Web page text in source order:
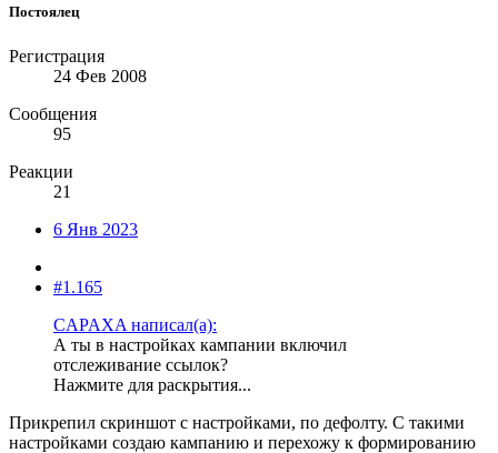
Постоялец
Регистрация
24 Фев 2008
Сообщения
95
Реакции
21
6 Янв 2023
#1.165
CAPAXA написал(а):
А ты в настройках кампании включил
отслеживание ссылок?
Нажмите для раскрытия...
Прикрепил скриншот с настройками, по дефолту. С такими
настройками создаю кампанию и перехожу к формированию